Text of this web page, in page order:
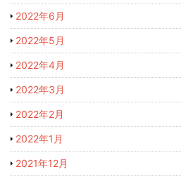
2022年6月
2022年5月
2022年4月
2022年3月
2022年2月
2022年1月
2021年12月